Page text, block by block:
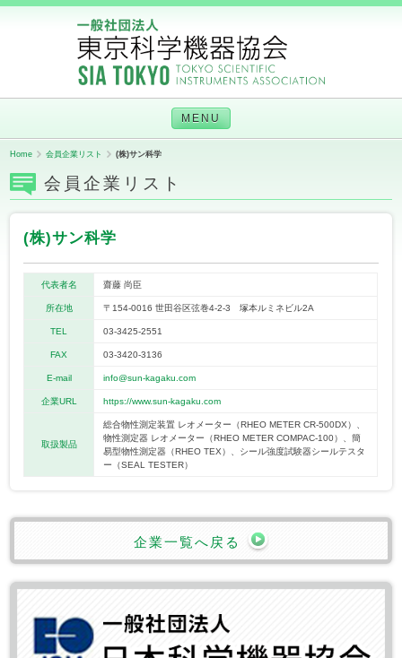
MENU
Home 会員企業リスト (株)サン科学
会員企業リスト
(株)サン科学
代表者名 齋藤 尚臣
所在地 〒154-0016 世田谷区弦巻4-2-3 塚本ルミネビル2A
TEL 03-3425-2551
FAX 03-3420-3136
E-mail info@sun-kagaku.com
企業URL https://www.sun-kagaku.com
取扱製品
総合物性測定装置 レオメーター（RHEO METER CR-500DX）、
物性測定器 レオメーター（RHEO METER COMPAC-100）、簡
易型物性測定器（RHEO TEX）、シール強度試験器シールテスタ
ー（SEAL TESTER）
企業一覧へ戻る